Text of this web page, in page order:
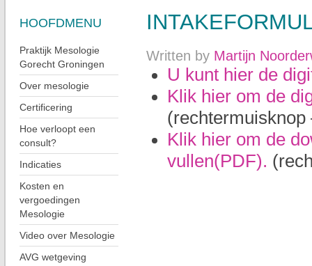
Written by Martijn
U kunt hier de
Klik hier om de
Klik hier om de
vullen(PDF).
HOOFDMENU
Praktijk Mesologie
Gorecht Groningen
Over mesologie
Certificering
Hoe verloopt een
consult?
Indicaties
Kosten en
vergoedingen
Mesologie
Video over Mesologie
AVG wetgeving